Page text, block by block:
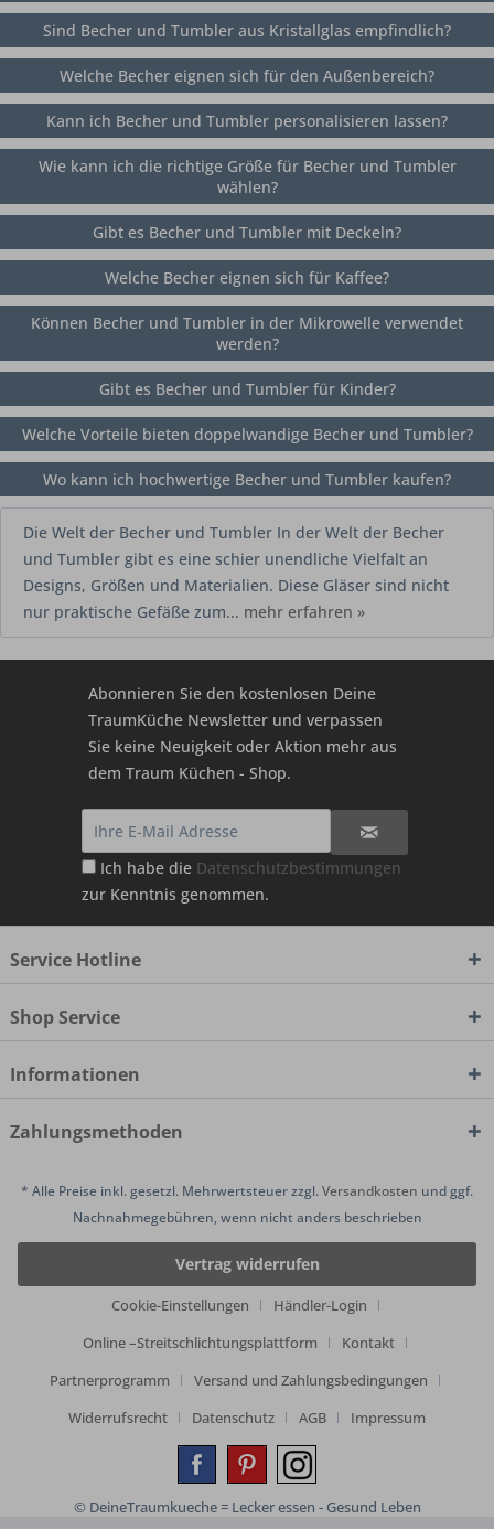
Sind Becher und Tumbler aus Kristallglas empfindlich?
Welche Becher eignen sich für den Außenbereich?
Kann ich Becher und Tumbler personalisieren lassen?
Wie kann ich die richtige Größe für Becher und Tumbler
wählen?
Gibt es Becher und Tumbler mit Deckeln?
Welche Becher eignen sich für Kaffee?
Können Becher und Tumbler in der Mikrowelle verwendet
werden?
Gibt es Becher und Tumbler für Kinder?
Welche Vorteile bieten doppelwandige Becher und Tumbler?
Wo kann ich hochwertige Becher und Tumbler kaufen?
Die Welt der Becher und Tumbler In der Welt der Becher
und Tumbler gibt es eine schier unendliche Vielfalt an
Designs, Größen und Materialien. Diese Gläser sind nicht
nur praktische Gefäße zum... mehr erfahren »
Abonnieren Sie den kostenlosen Deine
TraumKüche Newsletter und verpassen
Sie keine Neuigkeit oder Aktion mehr aus
dem Traum Küchen - Shop.
Ich habe die Datenschutzbestimmungen
zur Kenntnis genommen.
Service Hotline
Shop Service
Informationen
Zahlungsmethoden
* Alle Preise inkl. gesetzl. Mehrwertsteuer zzgl.Versandkosten und ggf.
Nachnahmegebühren, wenn nicht anders beschrieben
Vertrag widerrufen
Cookie-Einstellungen
Händler-Login
Online –Streitschlichtungsplattform
Kontakt
Partnerprogramm
Versand und Zahlungsbedingungen
Widerrufsrecht
Datenschutz AGB Impressum
© DeineTraumkueche = Lecker essen - Gesund Leben